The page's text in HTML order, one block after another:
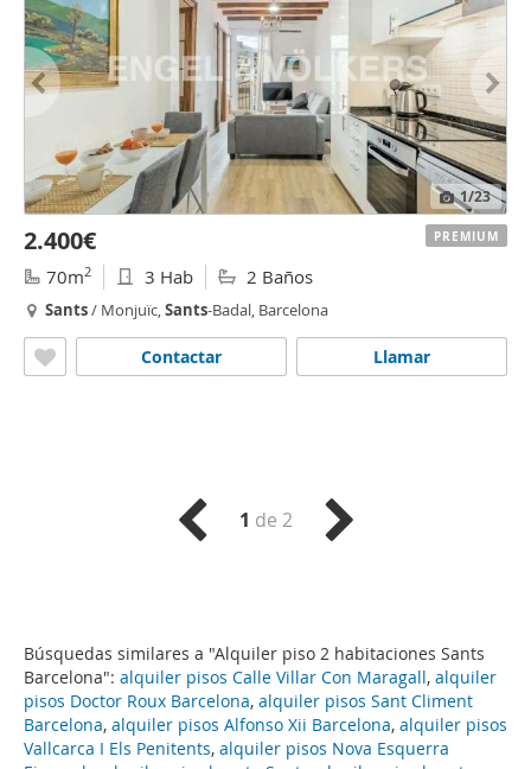
Búsquedas similares a "Alquiler piso 2 habitaciones Sants
Barcelona": alquiler pisos Calle Villar Con Maragall, alquiler
pisos Doctor Roux Barcelona, alquiler pisos Sant Climent
Barcelona, alquiler pisos Alfonso Xii Barcelona, alquiler pisos
Vallcarca I Els Penitents, alquiler pisos Nova Esquerra
1/23
2.400€
70m2 3 Hab 2 Baños
Sants/ Monjuïc,Sants-Badal, Barcelona
Llamar
Contactar
PREMIUM
1 de 2